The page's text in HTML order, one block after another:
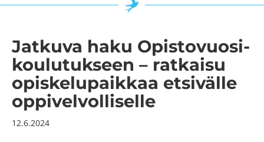
Jatkuva haku Opistovuosi-
koulutukseen – ratkaisu
opiskelupaikkaa etsivälle
oppivelvolliselle
12.6.2024